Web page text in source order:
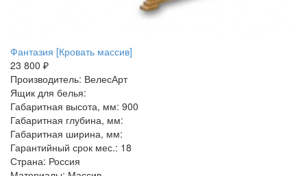
Фантазия [Кровать массив]
23 800 ₽
Производитель: ВелесАрт
Ящик для белья:
Габаритная высота, мм: 900
Габаритная глубина, мм:
Габаритная ширина, мм:
Гарантийный срок мес.: 18
Страна: Россия